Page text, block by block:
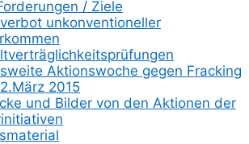
/ Ziele
unkonventioneller
Aktionswoche gegen Fracking
2015
und Bilder von den Aktionen der